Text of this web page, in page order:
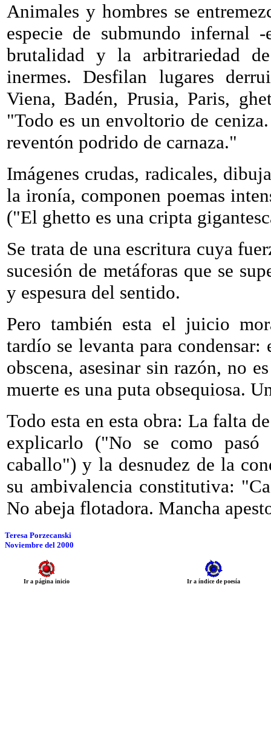
Animales y hombres se
especie de submundo infernal
brutalidad y la arbitrariedad
inermes. Desfilan lugares
Viena, Badén, Prusia, Paris,
"Todo es un envoltorio de
reventón podrido de carnaza."
Imágenes crudas, radicales,
la ironía, componen poemas
("El ghetto es una cripta
Se trata de una escritura cuya
sucesión de metáforas que se
y espesura del sentido.
Pero también esta el juicio
tardío se levanta para
obscena, asesinar sin razón, no
muerte es una puta obsequiosa.
Todo esta en esta obra: La falta
explicarlo ("No se como
caballo") y la desnudez de la
su ambivalencia constitutiva:
No abeja flotadora. Mancha
Teresa Porzecanski
Noviembre del 2000
Ir a página inicio Ir a índice de poesía